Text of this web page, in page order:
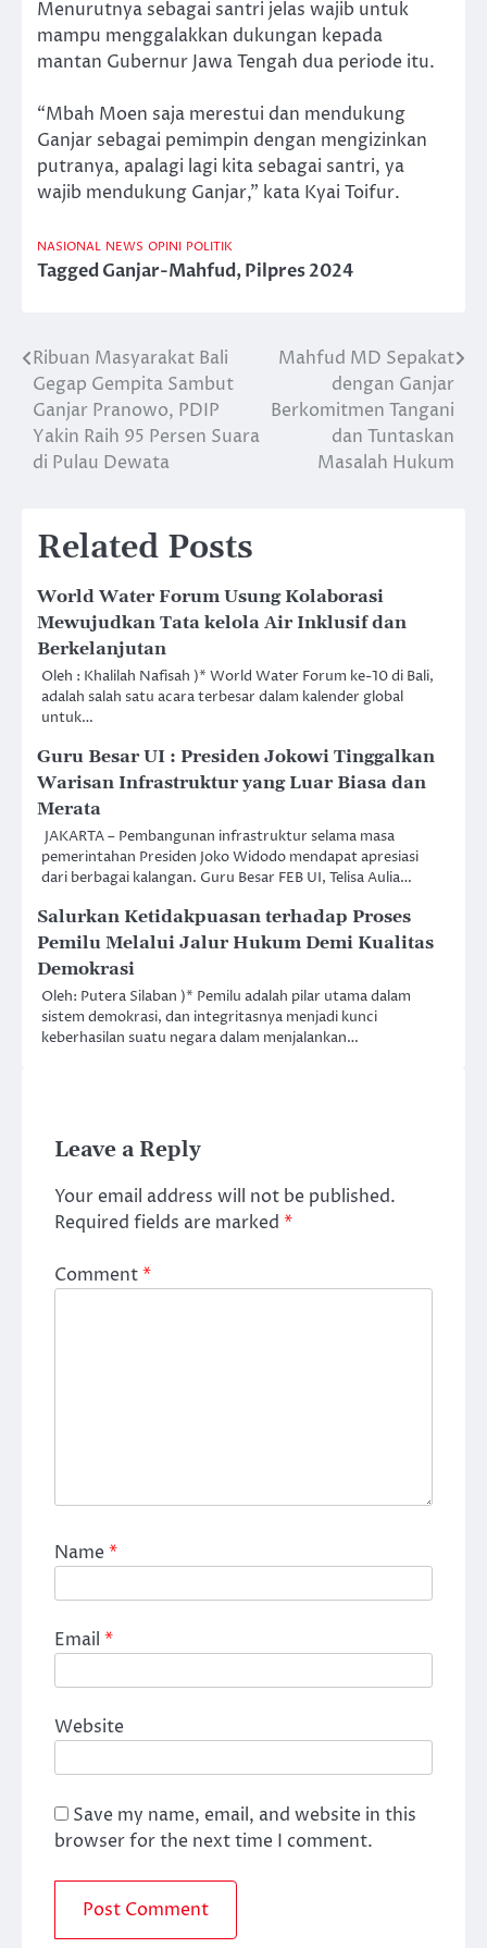
Menurutnya sebagai santri jelas wajib untuk
mampu menggalakkan dukungan kepada
mantan Gubernur Jawa Tengah dua periode itu.
“Mbah Moen saja merestui dan mendukung
Ganjar sebagai pemimpin dengan mengizinkan
putranya, apalagi lagi kita sebagai santri, ya
wajib mendukung Ganjar,” kata Kyai Toifur.
NASIONAL NEWS OPINI POLITIK
TaggedGanjar-Mahfud,Pilpres 2024
Post
navigation
Ribuan Masyarakat Bali
Gegap Gempita Sambut
Ganjar Pranowo, PDIP
Yakin Raih 95 Persen Suara
di Pulau Dewata
Mahfud MD Sepakat
dengan Ganjar
Berkomitmen Tangani
dan Tuntaskan
Masalah Hukum
Related Posts
World Water Forum Usung Kolaborasi
Mewujudkan Tata kelola Air Inklusif dan
Berkelanjutan
Oleh : Khalilah Nafisah )* World Water Forum ke-10 di Bali,
adalah salah satu acara terbesar dalam kalender global
untuk…
Guru Besar UI : Presiden Jokowi Tinggalkan
Warisan Infrastruktur yang Luar Biasa dan
Merata
JAKARTA – Pembangunan infrastruktur selama masa
pemerintahan Presiden Joko Widodo mendapat apresiasi
dari berbagai kalangan. Guru Besar FEB UI, Telisa Aulia…
Salurkan Ketidakpuasan terhadap Proses
Pemilu Melalui Jalur Hukum Demi Kualitas
Demokrasi
Oleh: Putera Silaban )* Pemilu adalah pilar utama dalam
sistem demokrasi, dan integritasnya menjadi kunci
keberhasilan suatu negara dalam menjalankan…
Leave a Reply
Your email address will not be published.
Required fields are marked *
Comment*
Name*
Email *
Website
Save my name, email, and website in this
browser for the next time I comment.